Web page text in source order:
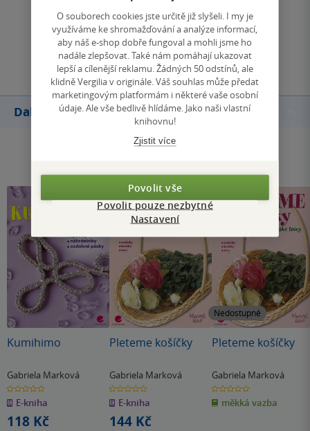
Zobrazit všechna hodnocení
Přidat hodnocení
Další knihy autora
Kumihimo
Gabriela Marková
0.0
z
5
hvězdiček
E-kniha
118 Kč
Pleteme košíčky
Gabriela Marková
0.0
z
5
hvězdiček
E-kniha
144 Kč
Nedostupné
Pleteme košíčky
Gabriela Marková
0.0
z
5
hvězdiček
měkká vazba
O souborech cookies jste určitě již slyšeli. I my je
využíváme ke shromažďování a analýze informací,
aby náš e-shop dobře fungoval a mohli jsme ho
nadále zlepšovat. Také nám pomáhají ukazovat
lepší a cílenější reklamu. Žádných 50 odstínů, ale
klidně Vergilia v originále. Váš souhlas může předat
marketingovým platformám i některé vaše osobní
údaje. Ale vše bedlivě hlídáme. Jako naši vlastní
knihovnu!
Zjistit více
Povolit vše
Povolit pouze nezbytné
Nastavení